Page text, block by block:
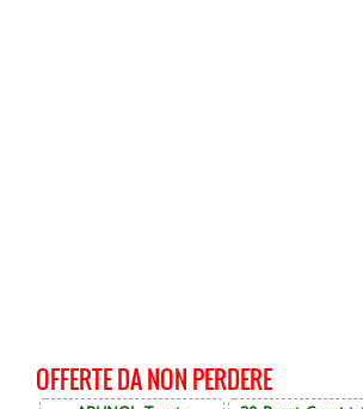
OFFERTE DA NON PERDERE